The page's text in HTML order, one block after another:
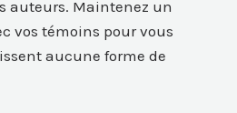
auteurs. Maintenez un
vos témoins pour vous
aucune forme de